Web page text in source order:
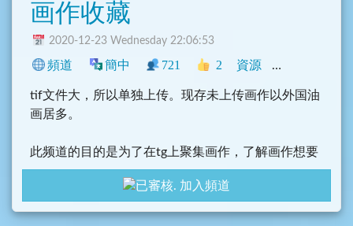
画作收藏
2020-12-23 Wednesday 22:06:53
頻道 簡中 721 2 資源 中文圈
tif文件大，所以单独上传。现存未上传画作以外国油
画居多。
此频道的目的是为了在tg上聚集画作，了解画作想要
表达的东西。以交流画作为手段，以上传画作为脚手
加入頻道